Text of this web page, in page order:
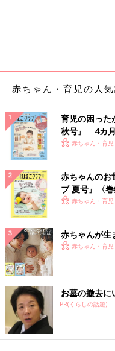
赤ちゃん・育児の人
育児の困った
秋号』 4カ月
いっぱい！
赤ちゃん・育児
赤ちゃんのお
ブ 夏号』〈
く！ おっぱ
赤ちゃん・育児
赤ちゃんが生
赤ちゃん・育児
お墓の撤去に
PR(くらしの話題)